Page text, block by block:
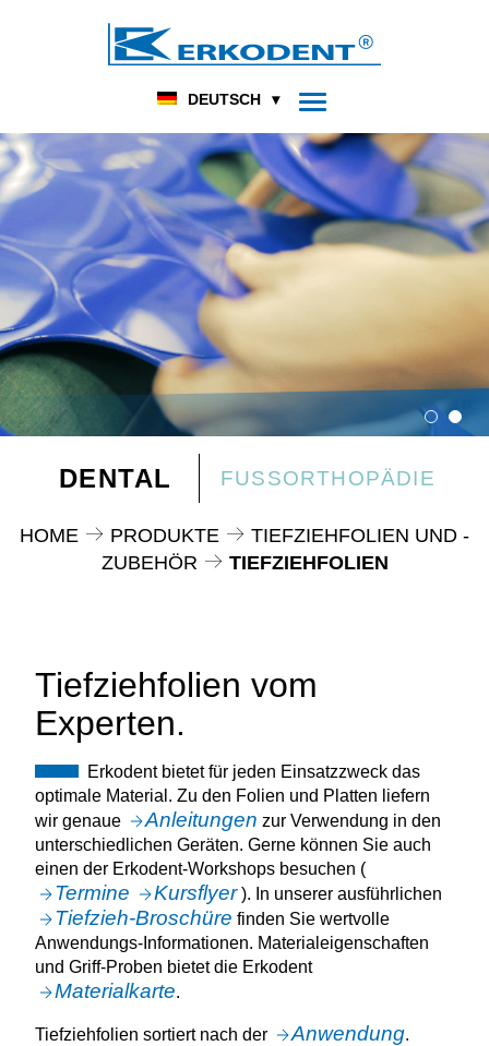
DEUTSCH
DENTAL FUSSORTHOPÄDIE
HOME PRODUKTE
TIEFZIEHFOLIEN UND -
ZUBEHÖR
TIEFZIEHFOLIEN
Tiefziehfolien vom
Experten.
Erkodent bietet für jeden Einsatzzweck das
optimale Material. Zu den Folien und Platten liefern
wir genaue
Anleitungen zur Verwendung in den
unterschiedlichen Geräten. Gerne können Sie auch
einen der Erkodent-Workshops besuchen (
Termine Kursflyer). In unserer ausführlichen
Tiefzieh-Broschüre finden Sie wertvolle
Anwendungs-Informationen. Materialeigenschaften
und Griff-Proben bietet die Erkodent
Materialkarte.
Tiefziehfolien sortiert nach der Anwendung.